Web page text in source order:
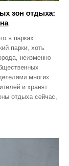
зон отдыха:
в парках
парки, хоть
неизменно
многих
и хранят
отдыха сейчас,